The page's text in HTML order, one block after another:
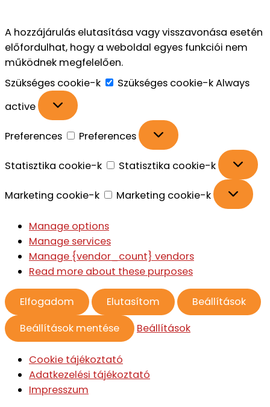
A hozzájárulás elutasítása vagy visszavonása esetén
előfordulhat, hogy a weboldal egyes funkciói nem
működnek megfelelően.
Szükséges cookie-k
Szükséges cookie-kAlways
active
Preferences Preferences
Statisztika cookie-k Statisztika cookie-k
Marketing cookie-k Marketing cookie-k
Manage options
Manage services
Manage {vendor_count} vendors
Read more about these purposes
Elfogadom Elutasítom
Beállítások
Beállítások mentése
Beállítások
Cookie tájékoztató
Adatkezelési tájékoztató
Impresszum